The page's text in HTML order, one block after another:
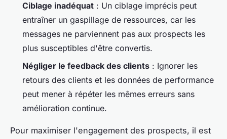
Ciblage inadéquat : Un ciblage imprécis peut
entraîner un gaspillage de ressources, car les
messages ne parviennent pas aux prospects les
plus susceptibles d'être convertis.
Négliger le feedback des clients : Ignorer les
retours des clients et les données de performance
peut mener à répéter les mêmes erreurs sans
amélioration continue.
Pour maximiser l'engagement des prospects, il est